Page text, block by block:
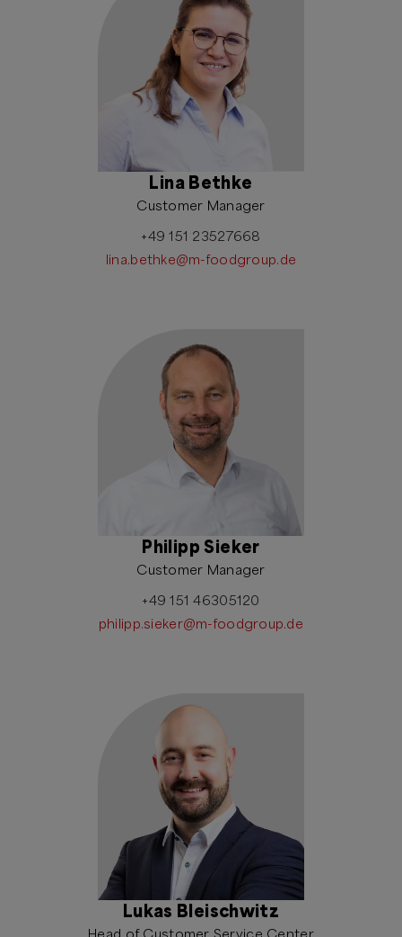
Lina Bethke
Customer Manager
+49 151 23527668
lina.bethke@m-foodgroup.de
Philipp Sieker
Customer Manager
+49 151 46305120
philipp.sieker@m-foodgroup.de
Lukas Bleischwitz
Head of Customer Service Center